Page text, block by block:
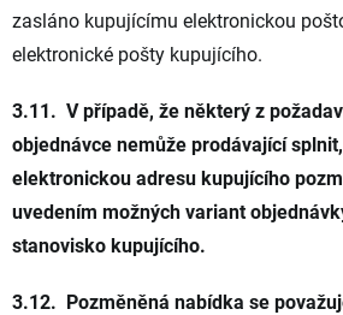
zasláno kupujícímu elektronickou
elektronické pošty kupujícího.
3.11. V případě, že některý z
objednávce nemůže prodávající
elektronickou adresu kupujícího
uvedením možných variant
stanovisko kupujícího.
3.12. Pozměněná nabídka se